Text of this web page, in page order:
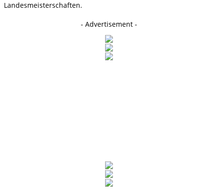
Landesmeisterschaften.
- Advertisement -